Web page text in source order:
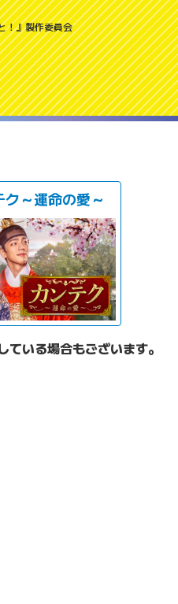
！』製作委員会
ク～運命の愛～
いる場合もございます。